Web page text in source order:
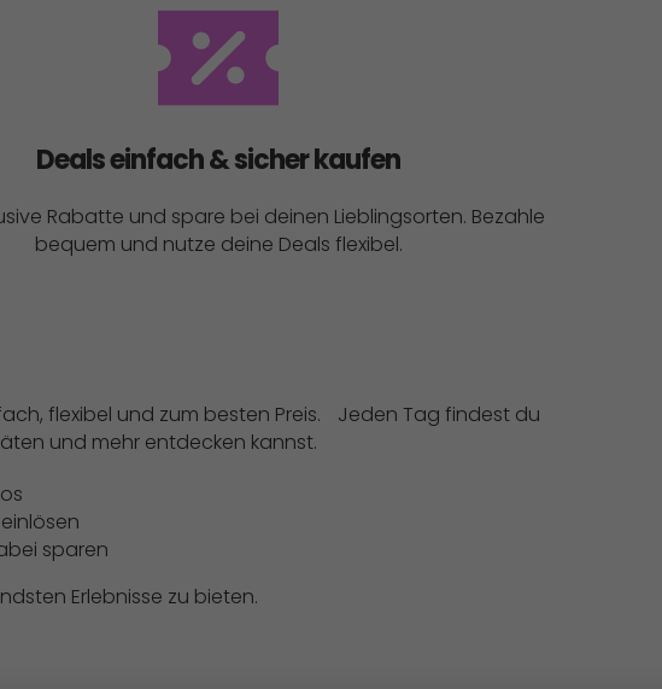
Deals einfach & sicher kaufen
Rabatte und spare bei deinen Lieblingsorten. Bezahle
bequem und nutze deine Deals flexibel.
flexibel und zum besten Preis. Jeden Tag findest du
und mehr entdecken kannst.
sparen
Erlebnisse zu bieten.